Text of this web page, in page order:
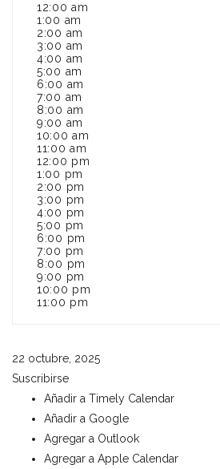
12:00 am
1:00 am
2:00 am
3:00 am
4:00 am
5:00 am
6:00 am
7:00 am
8:00 am
9:00 am
10:00 am
11:00 am
12:00 pm
1:00 pm
2:00 pm
3:00 pm
4:00 pm
5:00 pm
6:00 pm
7:00 pm
8:00 pm
9:00 pm
10:00 pm
11:00 pm
22 octubre, 2025
Suscribirse
Añadir a Timely Calendar
Añadir a Google
Agregar a Outlook
Agregar a Apple Calendar